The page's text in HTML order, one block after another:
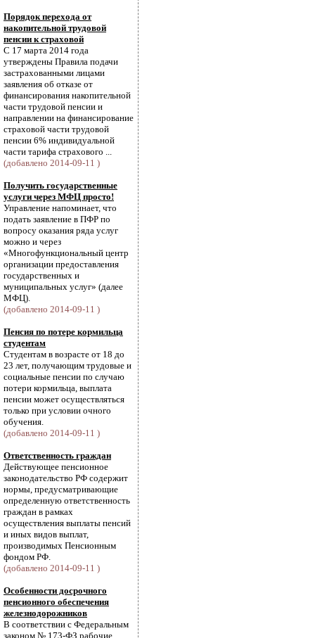
Порядок перехода от
накопительной трудовой
пенсии к страховой
С 17 марта 2014 года
утверждены Правила подачи
застрахованными лицами
заявления об отказе от
финансирования накопительной
части трудовой пенсии и
направлении на финансирование
страховой части трудовой
пенсии 6% индивидуальной
части тарифа страхового ...
(добавлено 2014-09-11 )
Получить государственные
услуги через МФЦ просто!
Управление напоминает, что
подать заявление в ПФР по
вопросу оказания ряда услуг
можно и через
«Многофункциональный центр
организации предоставления
государственных и
муниципальных услуг» (далее
МФЦ).
(добавлено 2014-09-11 )
Пенсия по потере кормильца
студентам
Студентам в возрасте от 18 до
23 лет, получающим трудовые и
социальные пенсии по случаю
потери кормильца, выплата
пенсии может осуществляться
только при условии очного
обучения.
(добавлено 2014-09-11 )
Ответственность граждан
Действующее пенсионное
законодательство РФ содержит
нормы, предусматривающие
определенную ответственность
граждан в рамках
осуществления выплаты пенсий
и иных видов выплат,
производимых Пенсионным
фондом РФ.
(добавлено 2014-09-11 )
Особенности досрочного
пенсионного обеспечения
железнодорожников
В соответствии с Федеральным
законом № 173-ФЗ рабочие